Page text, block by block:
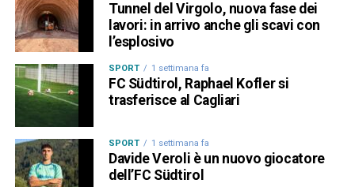
Tunnel del Virgolo, nuova fase dei
lavori: in arrivo anche gli scavi con
l’esplosivo
SPORT 1 settimana fa
FC Südtirol, Raphael Kofler si
trasferisce al Cagliari
SPORT 1 settimana fa
Davide Veroli è un nuovo giocatore
dell’FC Südtirol